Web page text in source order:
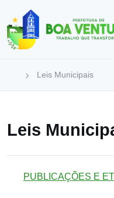
Leis Municipais
Leis
PUBLICAÇÕES E